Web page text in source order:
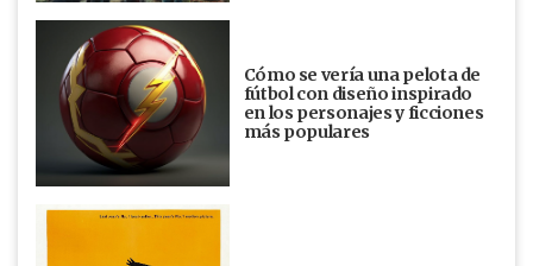
Cómo se vería una pelota de
fútbol con diseño inspirado
en los personajes y ficciones
más populares